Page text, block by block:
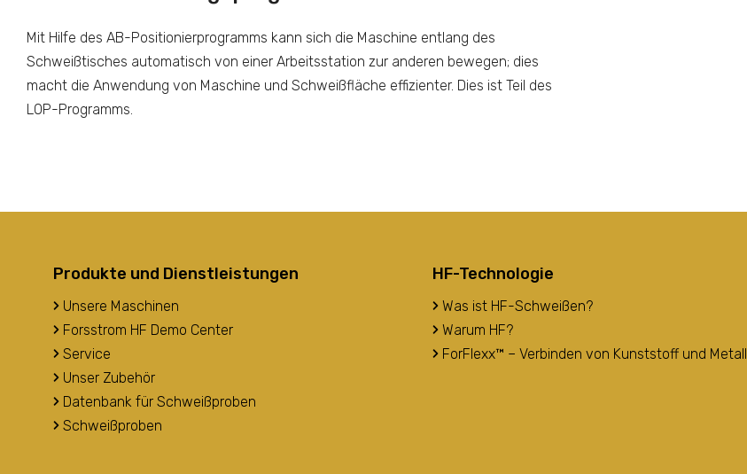
Mit Hilfe des AB-Positionierprogramms kann sich die Maschine entlang des
Schweißtisches automatisch von einer Arbeitsstation zur anderen bewegen; dies
macht die Anwendung von Maschine und Schweißfläche effizienter. Dies ist Teil des
LOP-Programms.
Produkte und Dienstleistungen
Unsere Maschinen
Forsstrom HF Demo Center
Service
Unser Zubehör
Datenbank für Schweißproben
Schweißproben
HF-Technologie
Was ist HF-Schweißen?
Warum HF?
ForFlexx™ – Verbinden von Kunststoff und Metall